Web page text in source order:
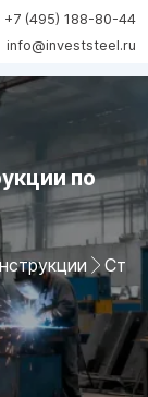
+7 (495) 188-80-44
info@investsteel.ru
по